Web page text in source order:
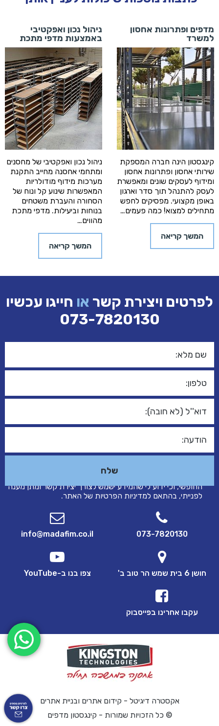
מדפים ופתרונות אחסון
למשרד
קינגסטון הינה חברה המספקת
שירותי אחסון ופתרונות אחסון
ומידוף לעסקים שונים ומאפשרת
לעסק להתנהל תוך סדר וארגון
באופן מקצועי. מפסיקים לחפש
מתחילים למצוא! כמה פעמים…
המשך קריאה
ניהול נכון ואפקטיבי
באמצעות מדפי מתכת
ניהול נכון ואפקטיבי של מחסנים
ומתחמי אחסנה מחייב התקנת
מערכות מידוף מודולריות
המאפשרות שינוע קל ונוח של
הסחורה והעברת משטחים
בנוחות וביעילות. מדפי מתכת
מהווים…
המשך קריאה
לפרטים ויצירת קשר או חייגו עכשיו
073-7820130
אני מאשר/ת כי הפרטים שמסרתי בטופס זה נמסרו מרצוני
החופשי, וכי ידוע לי שהמידע ישמש לצורך יצירת קשר ומתן מענה
לפנייתי, בהתאם למדיניות הפרטיות של האתר.
073-7820130
info@madafim.co.il
חושן 6 בית שמש הר טוב ב' צפו בנו ב-YouTube
עקבו אחרינו בפייסבוק
אקסטרה דיגיטל - קידום אתרים ובניית אתרים
© כל הזכויות שמורות - קינגסטון מדפים